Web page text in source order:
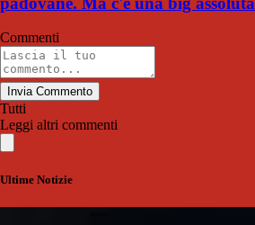
Commenti
Invia Commento
Tutti
Leggi altri commenti
Ultime Notizie